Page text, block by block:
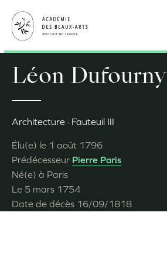
contenu
principal
Léon Dufourny
Architecture Fauteuil III
Élu(e) le 1 août 1796
Prédécesseur Pierre Paris
Né(e) à Paris
Le 5 mars 1754
Date de décès 16/09/1818